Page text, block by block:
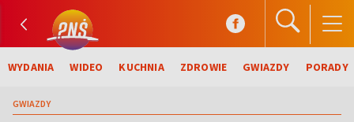
WYDANIA WIDEO KUCHNIA ZDROWIE GWIAZDY PORADY
GWIAZDY